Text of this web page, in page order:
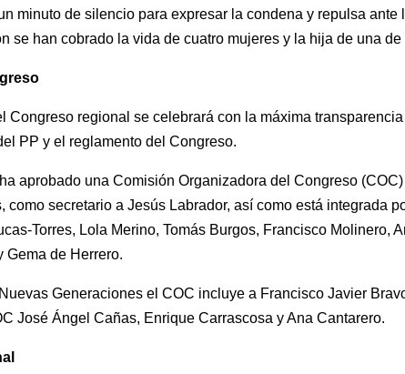
minuto de silencio para expresar la condena y repulsa
se han cobrado la vida de cuatro mujeres y la hija de una
Congreso regional se celebrará con la máxima
PP y el reglamento del Congreso.
aprobado una Comisión Organizadora del Congreso
secretario a Jesús Labrador, así como está integrada
Torres, Lola Merino, Tomás Burgos, Francisco Molinero,
Gema de Herrero.
Generaciones el COC incluye a Francisco Javier
José Ángel Cañas, Enrique Carrascosa y Ana Cantarero.